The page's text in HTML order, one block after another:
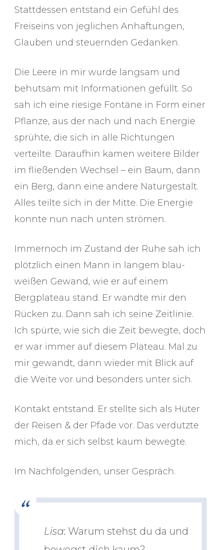
Stattdessen entstand ein Gefühl des
Freiseins von jeglichen Anhaftungen,
Glauben und steuernden Gedanken.
Die Leere in mir wurde langsam und
behutsam mit Informationen gefüllt. So
sah ich eine riesige Fontäne in Form einer
Pflanze, aus der nach und nach Energie
sprühte, die sich in alle Richtungen
verteilte. Daraufhin kamen weitere Bilder
im fließenden Wechsel – ein Baum, dann
ein Berg, dann eine andere Naturgestalt.
Alles teilte sich in der Mitte. Die Energie
konnte nun nach unten strömen.
Immernoch im Zustand der Ruhe sah ich
plötzlich einen Mann in langem blau-
weißen Gewand, wie er auf einem
Bergplateau stand. Er wandte mir den
Rücken zu. Dann sah ich seine Zeitlinie.
Ich spürte, wie sich die Zeit bewegte, doch
er war immer auf diesem Plateau. Mal zu
mir gewandt, dann wieder mit Blick auf
die Weite vor und besonders unter sich.
Kontakt entstand. Er stellte sich als Hüter
der Reisen & der Pfade vor. Das verdutzte
mich, da er sich selbst kaum bewegte.
Im Nachfolgenden, unser Gespräch.
Lisa: Warum stehst du da und